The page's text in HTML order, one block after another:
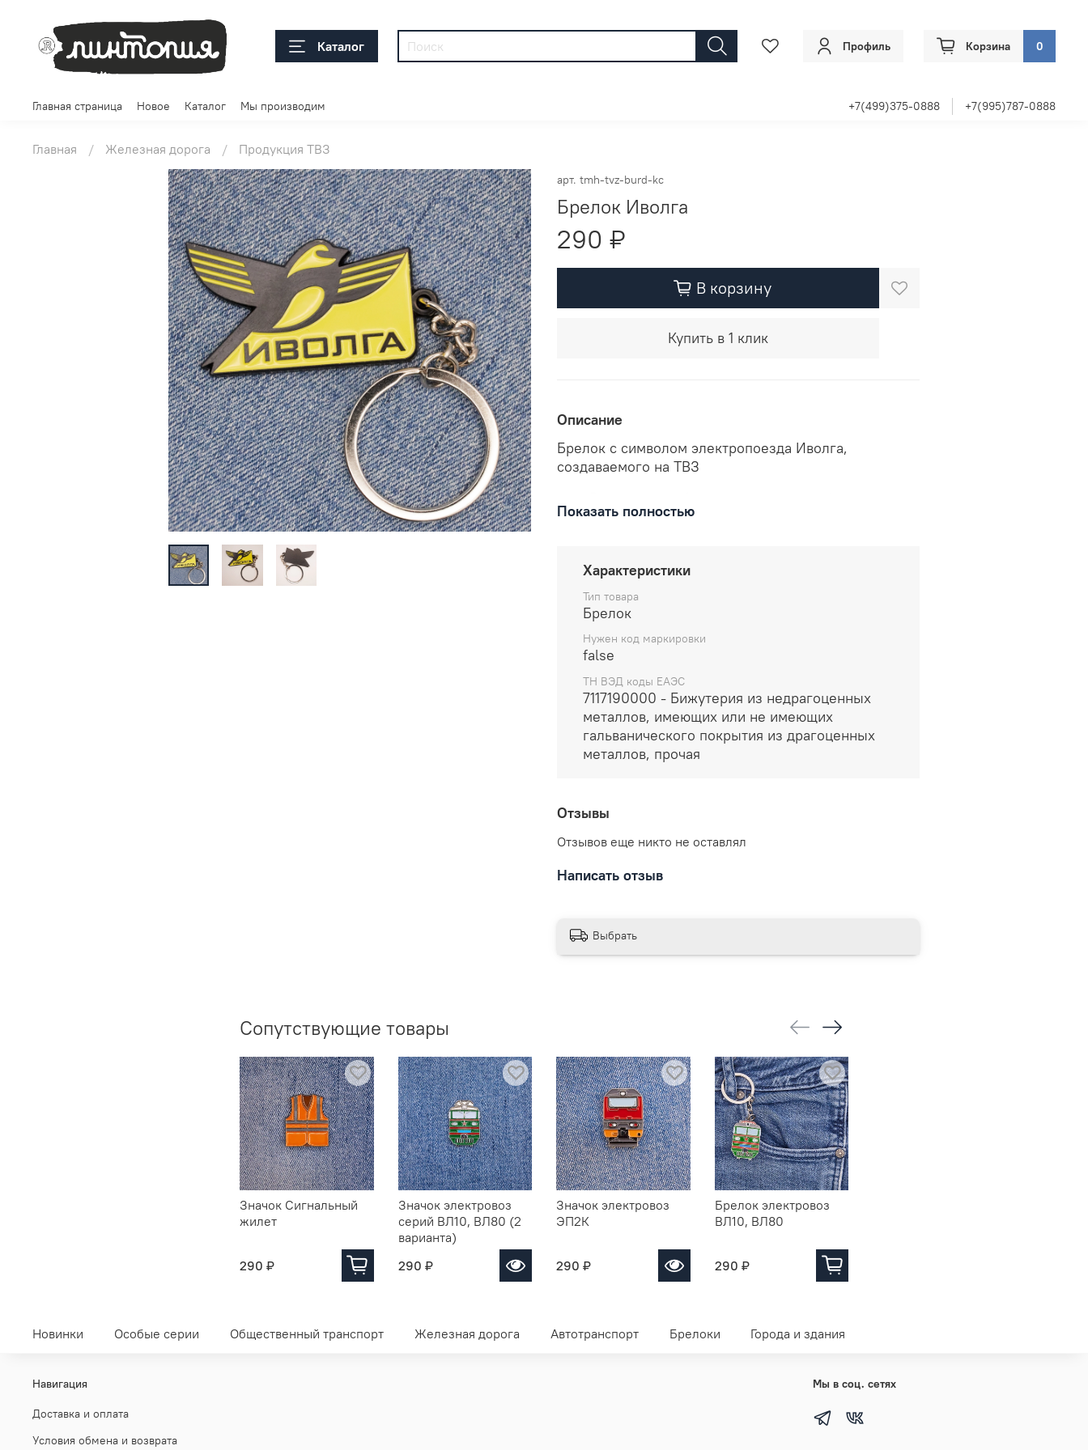
Каталог Профиль Корзина 0
Главная страница Новое Каталог Мы производим +7(499)375-0888 +7(995)787-0888
Главная Железная дорога Продукция ТВЗ
арт. tmh-tvz-burd-kc
Брелок Иволга
290 ₽
В корзину
Купить в 1 клик
Описание
Брелок с символом электропоезда Иволга,
создаваемого на ТВЗ
кольцо.
заказа.
Показать полностью
Характеристики
Тип товара
Брелок
Нужен код маркировки
false
ТН ВЭД коды ЕАЭС
7117190000 - Бижутерия из недрагоценных
металлов, имеющих или не имеющих
гальванического покрытия из драгоценных
металлов, прочая
Отзывы
Отзывов еще никто не оставлял
Написать отзыв
Выбрать
Сопутствующие товары
Значок Сигнальный
жилет
290 ₽
Значок электровоз
серий ВЛ10, ВЛ80 (2
варианта)
290 ₽
Значок электровоз
ЭП2К
290 ₽
Брелок электровоз
ВЛ10, ВЛ80
290 ₽
Новинки Особые серии Общественный транспорт Железная дорога Автотранспорт Брелоки Города и здания
Навигация
Доставка и оплата
Условия обмена и возврата
Мы в соц. сетях